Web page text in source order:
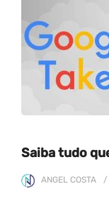
Saiba tudo
ANGEL COSTA